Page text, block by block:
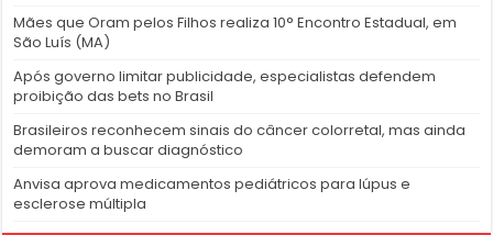
Mães que Oram pelos Filhos realiza 10° Encontro Estadual, em
São Luís (MA)
Após governo limitar publicidade, especialistas defendem
proibição das bets no Brasil
Brasileiros reconhecem sinais do câncer colorretal, mas ainda
demoram a buscar diagnóstico
Anvisa aprova medicamentos pediátricos para lúpus e
esclerose múltipla